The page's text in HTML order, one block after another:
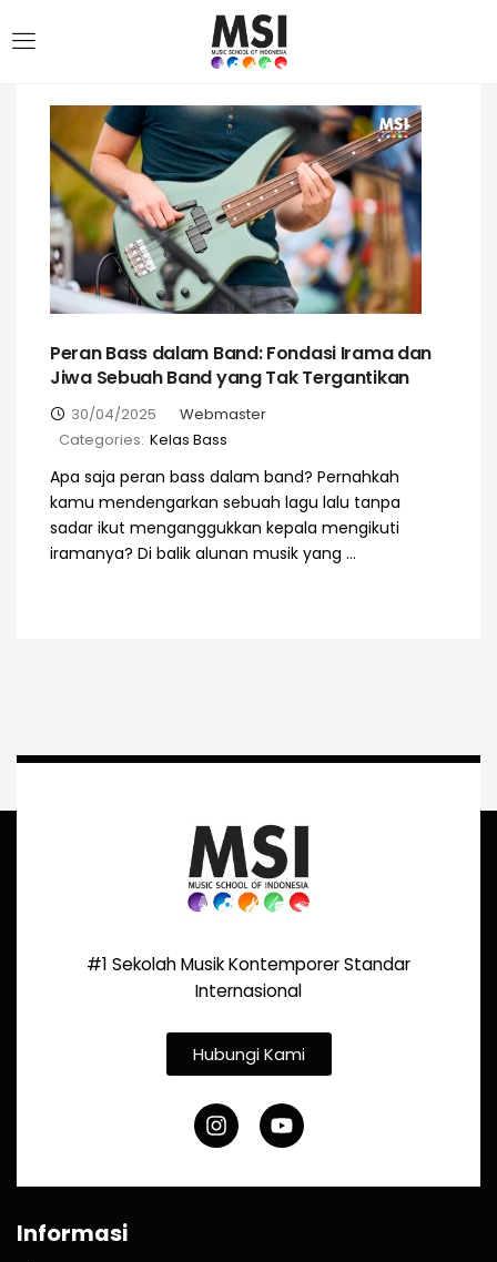
Peran Bass dalam Band: Fondasi Irama dan
Jiwa Sebuah Band yang Tak Tergantikan
30/04/2025
Webmaster
Categories: Kelas Bass
Apa saja peran bass dalam band? Pernahkah
kamu mendengarkan sebuah lagu lalu tanpa
sadar ikut menganggukkan kepala mengikuti
iramanya? Di balik alunan musik yang ...
#1 Sekolah Musik Kontemporer Standar
Internasional
Hubungi Kami
Informasi